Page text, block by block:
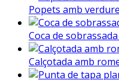
Popets amb
Coca de
Calçotada amb